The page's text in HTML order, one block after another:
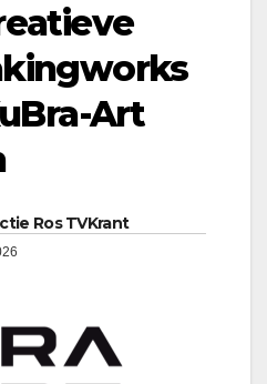
Art
Ros TVKrant